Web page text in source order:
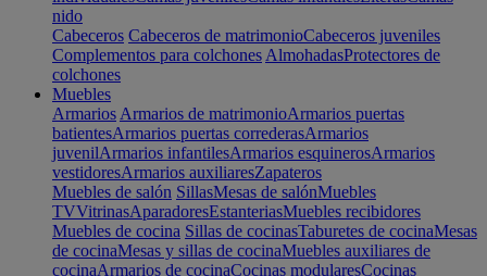
nido
Cabeceros Cabeceros de matrimonioCabeceros juveniles
Complementos para colchones AlmohadasProtectores de
colchones
Muebles
Armarios Armarios de matrimonioArmarios puertas
batientesArmarios puertas correderasArmarios
juvenilArmarios infantilesArmarios esquinerosArmarios
vestidoresArmarios auxiliaresZapateros
Muebles de salón SillasMesas de salónMuebles
TVVitrinasAparadoresEstanteriasMuebles recibidores
Muebles de cocina Sillas de cocinasTaburetes de cocinaMesas
de cocinaMesas y sillas de cocinaMuebles auxiliares de
cocinaArmarios de cocinaCocinas modularesCocinas